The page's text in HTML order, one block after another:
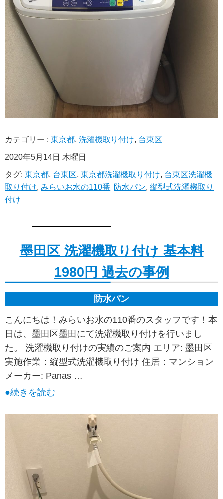
カテゴリー :東京都,洗濯機取り付け, 台東区
2020年5月14日 木曜日
タグ:東京都, 台東区,東京都洗濯機取り付け, 台東区洗濯機
取り付け,みらいお水の110番, 防水パン,縦型式洗濯機取り
付け
墨田区 洗濯機取り付け 基本料
1980円 過去の事例
防水パン
こんにちは！みらいお水の110番のスタッフです！本
日は、墨田区墨田にて洗濯機取り付けを行いまし
た。 洗濯機取り付けの実績のご案内 エリア: 墨田区
実施作業：縦型式洗濯機取り付け 住居：マンション
メーカー: Panas …
●続きを読む